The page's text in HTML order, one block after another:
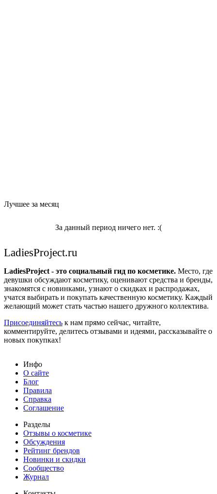
Лучшее за месяц
За данный период ничего нет. :(
LadiesProject.ru
LadiesProject - это социальный гид по косметике. Место, где
девушки обсуждают косметику, оценивают средства и бренды,
знакомятся с новинками, узнают о скидках и распродажах,
учатся выбирать и покупать качественную косметику. Каждый
желающий может стать частью нашего дружного коллектива.
Присоединяйтесь к нам прямо сейчас, читайте,
комментируйте, делитесь отзывами и идеями, рассказывайте о
новых покупках!
Инфо
О сайте
Блог
Правила
Справка
Соглашение
Разделы
Отзывы о косметике
Обсуждения
Рейтинг брендов
Новинки и скидки
Сообщество
Журнал